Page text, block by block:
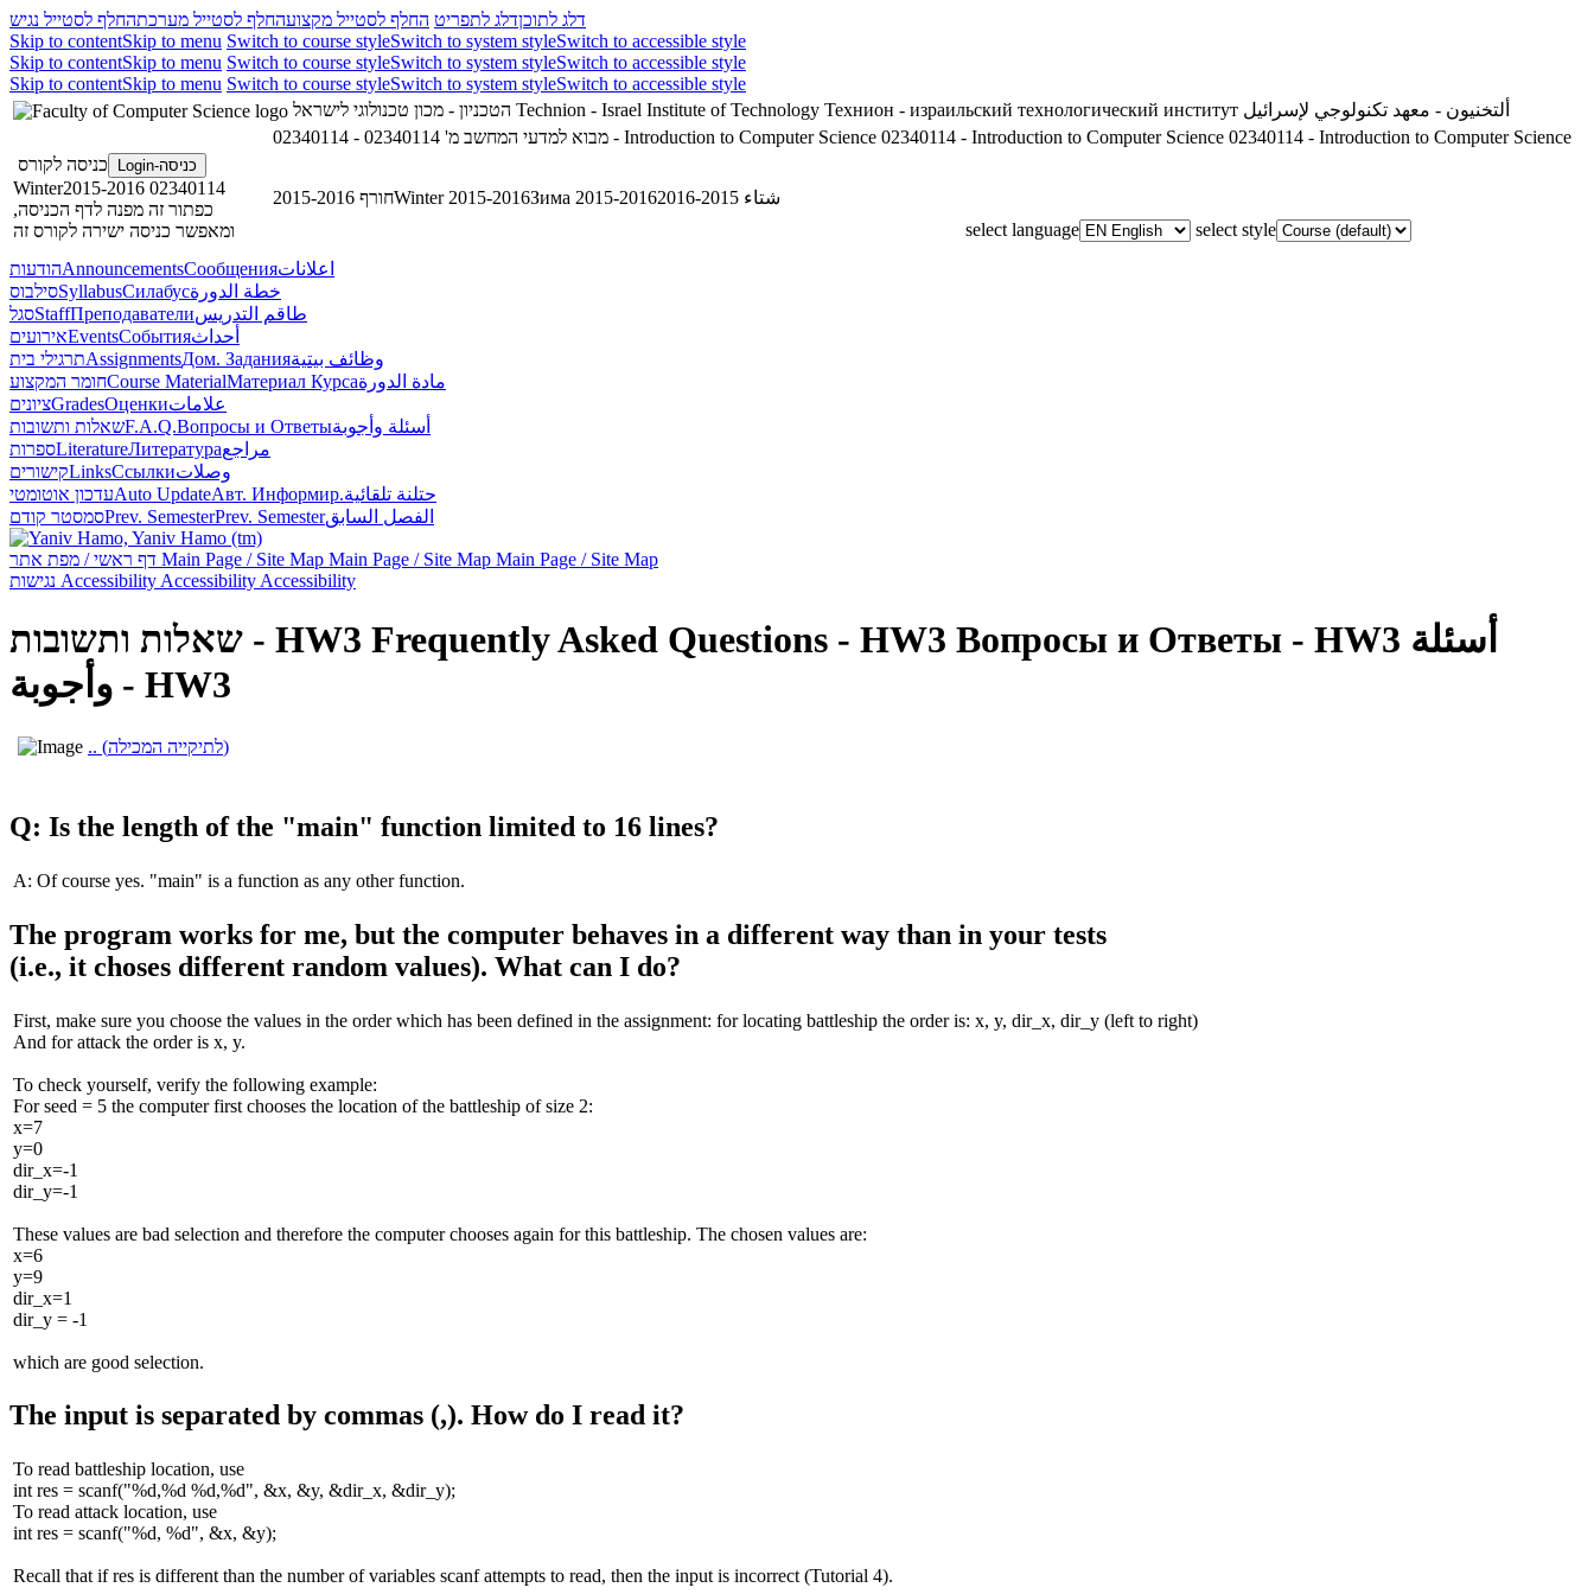
דלג לתוכןדלג לתפריט החלף לסטייל מקצועהחלף לסטייל מערכתהחלף לסטייל נגיש
Skip to contentSkip to menu Switch to course styleSwitch to system styleSwitch to accessible style
Skip to contentSkip to menu Switch to course styleSwitch to system styleSwitch to accessible style
Skip to contentSkip to menu Switch to course styleSwitch to system styleSwitch to accessible style
Technion - Israel Institute of Technology Технион - израильский технологический институт ألتخنيون - معهد تكنولوجي لإسرائيل
02340114 - מבוא למדעי המחשב מ' 02340114 - Introduction to Computer Science 02340114 - Introduction to Computer Science 02340114 - Introduction to Computer Science
כניסה-Login
כניסה לקורס
02340114 Winter2015-2016
כפתור זה מפנה לדף הכניסה,
ומאפשר כניסה ישירה לקורס זה
חורף 2015-2016Winter 2015-2016Зима 2015-2016
شتاء 2015-2016
select language
select style
הודעותAnnouncementsСообщенияاعلانات
סילבוסSyllabusСилабусخطة الدورة
סגלStaffПреподавателиطاقم التدريس
אירועיםEventsСобытияأحداث
תרגילי ביתAssignmentsДом. Заданияوظائف بيتية
חומר המקצועCourse MaterialМатериал Курсаمادة الدورة
ציוניםGradesОценкиعلامات
שאלות ותשובותF.A.Q.Вопросы и Ответыأسئلة وأجوبة
ספרותLiteratureЛитератураمراجع
קישוריםLinksСсылкиوصلات
עדכון אוטומטיAuto UpdateАвт. Информир.حتلنة تلقائية
סמסטר קודםPrev. SemesterPrev. Semesterالفصل السابق
Main Page / Site Map Main Page / Site Map Main Page / Site Map
Accessibility Accessibility Accessibility
שאלות ותשובות - HW3 Frequently Asked Questions - HW3 Вопросы и Ответы - HW3 أسئلة
وأجوبة - HW3
.. (לתיקייה המכילה)
Q: Is the length of the "main" function limited to 16 lines?
A: Of course yes. "main" is a function as any other function.
The program works for me, but the computer behaves in a different way than in your tests
(i.e., it choses different random values). What can I do?
First, make sure you choose the values in the order which has been defined in the assignment: for locating battleship the order is: x, y, dir_x, dir_y (left to right)
And for attack the order is x, y.
To check yourself, verify the following example:
For seed = 5 the computer first chooses the location of the battleship of size 2:
x=7
y=0
dir_x=-1
dir_y=-1
These values are bad selection and therefore the computer chooses again for this battleship. The chosen values are:
x=6
y=9
dir_x=1
dir_y = -1
which are good selection.
The input is separated by commas (,). How do I read it?
To read battleship location, use
int res = scanf("%d,%d %d,%d", &x, &y, &dir_x, &dir_y);
To read attack location, use
int res = scanf("%d, %d", &x, &y);
Recall that if res is different than the number of variables scanf attempts to read, then the input is incorrect (Tutorial 4).